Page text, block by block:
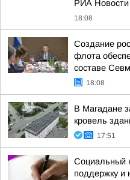
РИА Новости
18:08
Создание
флота
составе
18:08
В Магадане
кровель
17:51
Социальный
поддержку и